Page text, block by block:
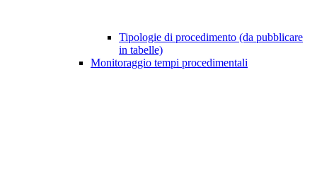
Tipologie di procedimento (da pubblicare
in tabelle)
Monitoraggio tempi procedimentali